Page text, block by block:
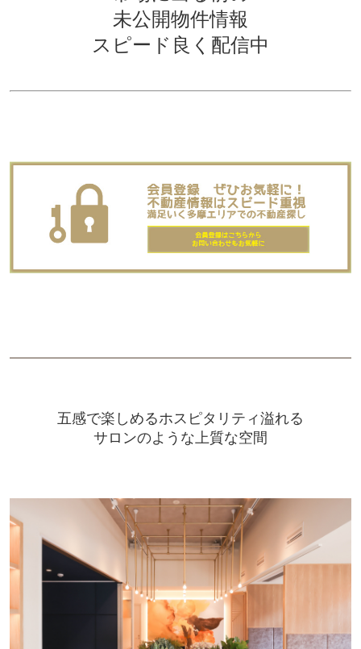
未公開物件情報
スピード良く配信中
五感で楽しめるホスピタリティ溢れる
サロンのような上質な空間